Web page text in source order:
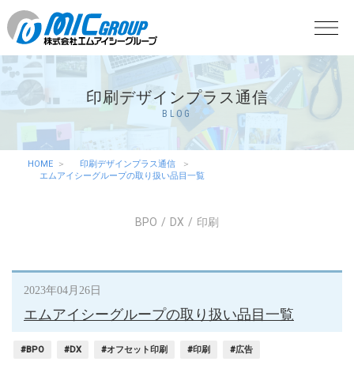
印刷デザインプラス通信
BLOG
HOME
印刷デザインプラス通信
エムアイシーグループの取り扱い品目一覧
BPO DX 印刷
2023年04月26日
エムアイシーグループの取り扱い品目一覧
#BPO #DX #オフセット印刷 #印刷 #広告